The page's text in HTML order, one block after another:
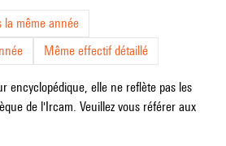
la même année
Même effectif détaillé
encyclopédique, elle ne reflète pas les
de l'Ircam. Veuillez vous référer aux